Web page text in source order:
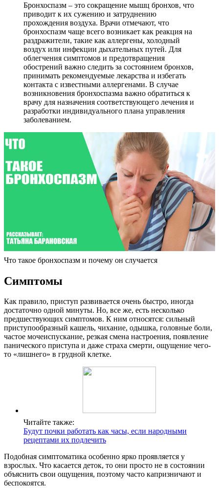
Бронхоспазм – это сокращение мышц бронхов, что
приводит к их сужению и затруднению
прохождения воздуха. Врачи отмечают, что
бронхоспазм чаще всего возникает как реакция на
раздражители, такие как аллергены, холодный
воздух или инфекции дыхательных путей. Для
облегчения симптомов и предотвращения
обострений важно следить за состоянием бронхов,
принимать рекомендуемые лекарства и избегать
контакта с известными аллергенами. В случае
возникновения бронхоспазма важно обратиться к
врачу для назначения соответствующего лечения и
разработки индивидуального плана управления
заболеванием.
Что такое бронхоспазм и почему он случается
Симптомы
Как правило, приступ развивается очень быстро, иногда
достаточно одной минуты. Но, все же, есть несколько
предшествующих симптомов. К ним относятся: сильный
приступообразный кашель, чихание, одышка, головные боли,
частое мочеиспускание, резкая смена настроения, появление
панического приступа и даже страха смерти, ощущение чего-
то «лишнего» в грудной клетке.
Читайте также:
Будут почки работать как часы, если народными
рецептами их подлечить
Подобная симптоматика особенно ярко проявляется у
взрослых. Что касается деток, то они просто не в состоянии
объяснить свои ощущения, поэтому часто капризничают и
беспокоятся.